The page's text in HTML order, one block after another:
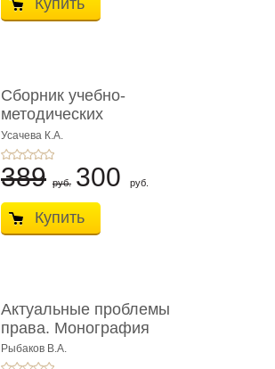
Купить
Сборник учебно-
методических
материалов по кур ...
Усачева К.А.
389 руб. 300 руб.
Купить
Актуальные проблемы
права. Монография
Рыбаков В.А.